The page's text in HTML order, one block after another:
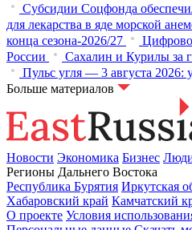
Субсидии Соцфонда
для лекарства в яде морской
конца сезона-2026/27
России
Сахалин и Курилы за
Пульс угля — 3 августа 2026:
Больше материалов
Новости Экономика Бизнес
Регионы Дальнего Востока
Республика Бурятия Иркутская
Хабаровский край Камчатский
О проекте Условия